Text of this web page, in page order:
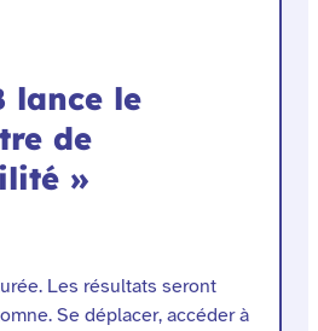
lance le
de
»
Les résultats seront
Se déplacer, accéder à